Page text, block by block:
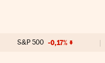
S&P 500 -0,17%